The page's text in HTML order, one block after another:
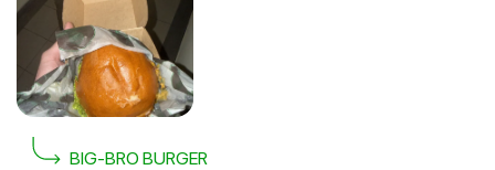
BIG-BRO BURGER